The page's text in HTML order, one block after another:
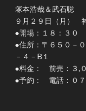
塚本浩哉＆武石聡
９月２９日（月
●開場：１８：３
●住所：〒６５０－
－４－B１
●料金： 前売：３,
●予約： 電話：０７